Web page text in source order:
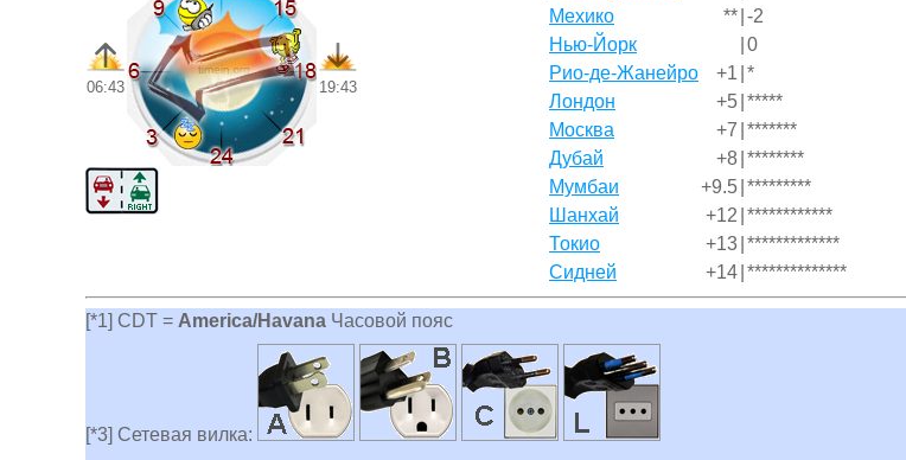
06:43 19:43
Мехико
** -2
Нью-Йорк
0
Рио-де-Жанейро
+1 *
Лондон
+5 *****
Москва
+7 *******
Дубай
+8 ********
Мумбаи
+9.5 *********
Шанхай
+12 ************
Токио
+13 *************
Сидней
+14 **************
[*1] CDT = America/Havana Часовой пояс
[*3] Сетевая вилка: